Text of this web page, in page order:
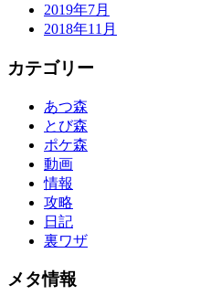
2019年7月
2018年11月
カテゴリー
あつ森
とび森
ポケ森
動画
情報
攻略
日記
裏ワザ
メタ情報